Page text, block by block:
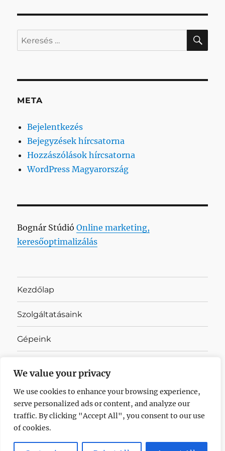
We value your privacy
We use cookies to enhance your browsing experience,
serve personalized ads or content, and analyze our
traffic. By clicking "Accept All", you consent to our use
of cookies.
Keresés
a
kifejezésre:
META
Bejelentkezés
Bejegyzések hírcsatorna
Hozzászólások hírcsatorna
WordPress Magyarország
Bognár StúdióOnline marketing,
keresőoptimalizálás
Kezdőlap
Szolgáltatásaink
Gépeink
Referenciák
Adatkezelési tájékoztató
DARUMARKET Kft. Adatkezelési tájékoztató Köszönjük